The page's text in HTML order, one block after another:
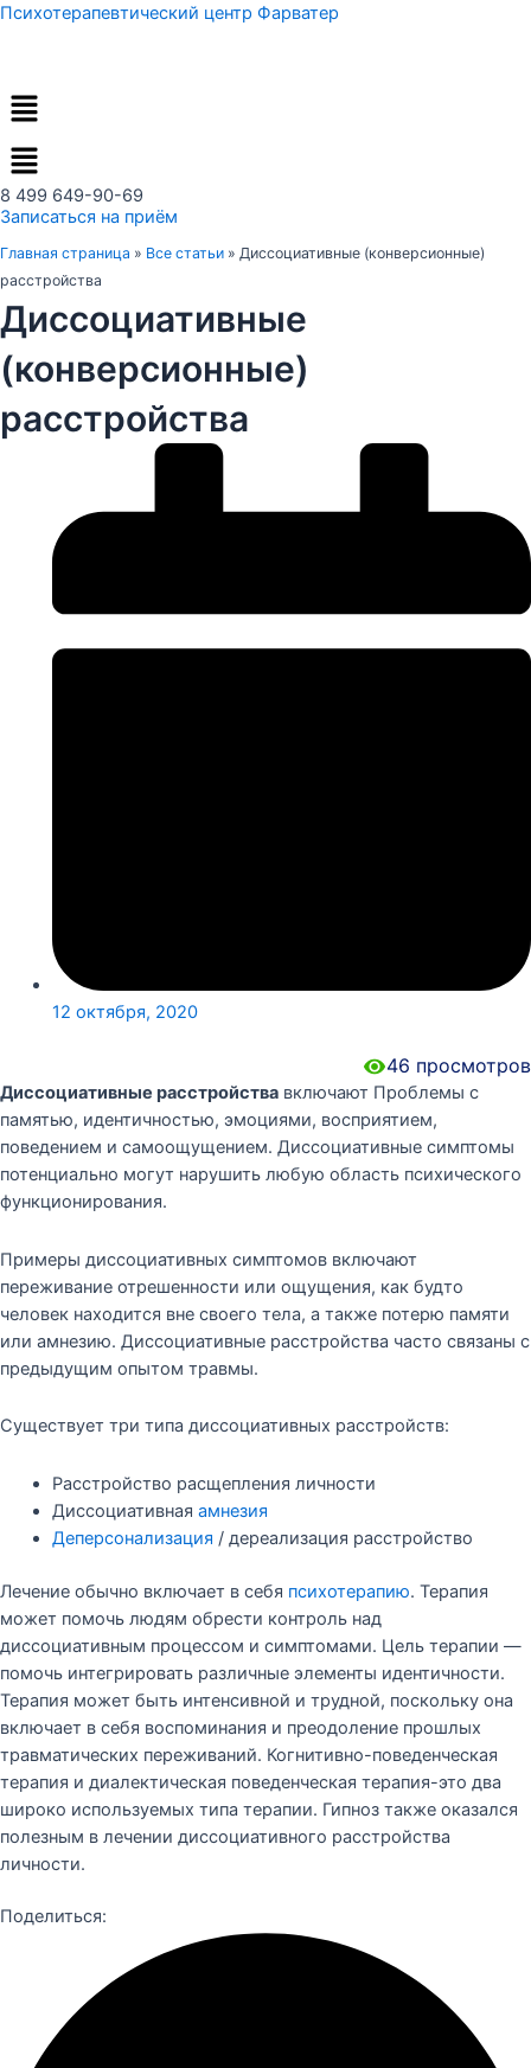
Перейти
Психотерапевтический центр Фарватер
Меню
8 499 649-90-69
Записаться на приём
Главная страница » Все статьи » Диссоциативные (конверсионные)
расстройства
Диссоциативные
(конверсионные)
расстройства
12 октября, 2020
46 просмотров
Диссоциативные расстройства включают Проблемы с
памятью, идентичностью, эмоциями, восприятием,
поведением и самоощущением. Диссоциативные симптомы
потенциально могут нарушить любую область психического
функционирования.
Примеры диссоциативных симптомов включают
переживание отрешенности или ощущения, как будто
человек находится вне своего тела, а также потерю памяти
или амнезию. Диссоциативные расстройства часто связаны с
предыдущим опытом травмы.
Существует три типа диссоциативных расстройств:
Расстройство расщепления личности
Диссоциативная амнезия
Деперсонализация / дереализация расстройство
Лечение обычно включает в себя психотерапию. Терапия
может помочь людям обрести контроль над
диссоциативным процессом и симптомами. Цель терапии —
помочь интегрировать различные элементы идентичности.
Терапия может быть интенсивной и трудной, поскольку она
включает в себя воспоминания и преодоление прошлых
травматических переживаний. Когнитивно-поведенческая
терапия и диалектическая поведенческая терапия-это два
широко используемых типа терапии. Гипноз также оказался
полезным в лечении диссоциативного расстройства
личности.
Поделиться: